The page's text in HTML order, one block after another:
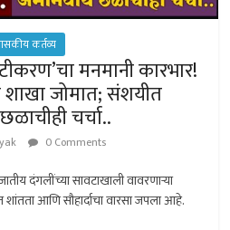
कर्तव्य
मनमानी कारभार!
शाखा जोमात; संशयीत
चर्चा..
0 Comments
दंगलींच्या सावटाखाली वावरणार्‍या
आणि सौहार्दाचा वारसा जपला आहे.